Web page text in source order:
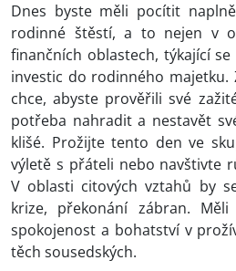
Dnes byste měli pocítit
rodinné štěstí, a to nejen v
finančních oblastech, týkající
investic do rodinného majetku.
chce, abyste prověřili své
potřeba nahradit a nestavět
klišé. Prožijte tento den ve
výletě s přáteli nebo navštivte
V oblasti citových vztahů by
krize, překonání zábran.
spokojenost a bohatství v
těch sousedských.